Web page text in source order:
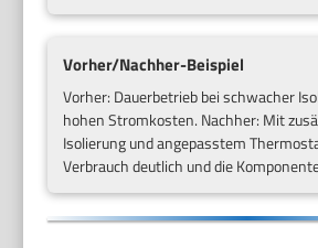
Vorher/Nachher-Beispiel
Vorher: Dauerbetrieb bei schwacher
hohen Stromkosten. Nachher: Mit
Isolierung und angepasstem
Verbrauch deutlich und die